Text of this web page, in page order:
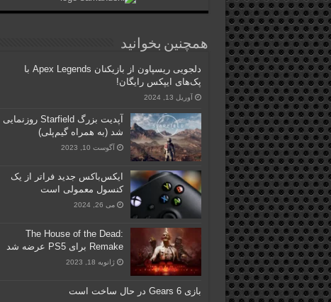
همچنین بخوانید
دلجویی ریسپاون از بازیکنان Apex Legends با
پک‌های ایپکس رایگان!
آوریل 13, 2024
آپدیت بزرگ Starfield روزنمایی
شد (به همراه گیم‌پلی)
آگوست 10, 2023
ایکس‌باکس جدید فراتر از یک
کنسول معمولی است
می 26, 2024
The House of the Dead:
Remake برای PS5 عرضه شد
ژانویه 18, 2023
بازی Gears 6 در حال ساخت است